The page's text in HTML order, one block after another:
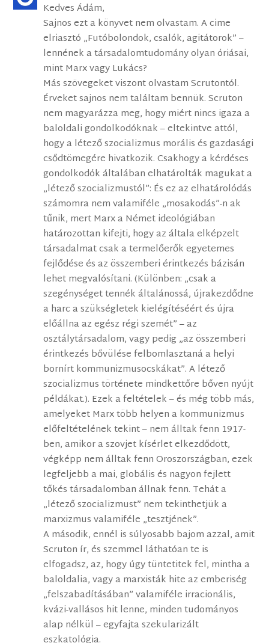
Kedves Ádám,
Sajnos ezt a könyvet nem olvastam. A cime
elriasztó „Futóbolondok, csalók, agitátorok” –
lennének a társadalomtudomány olyan óriásai,
mint Marx vagy Lukács?
Más szövegeket viszont olvastam Scrutontól.
Érveket sajnos nem találtam bennük. Scruton
nem magyarázza meg, hogy miért nincs igaza a
baloldali gondolkodóknak – eltekintve attól,
hogy a létező szocializmus morális és gazdasági
csődtömegére hivatkozik. Csakhogy a kérdéses
gondolkodók általában elhatárolták magukat a
„létező szocializmustól”: És ez az elhatárolódás
számomra nem valamiféle „mosakodás”-n ak
tűnik, mert Marx a Német ideológiában
határozottan kifejti, hogy az általa elképzelt
társadalmat csak a termelőerők egyetemes
fejlődése és az összemberi érintkezés bázisán
lehet megvalósítani. (Különben: „csak a
szegénységet tennék általánossá, újrakezdődne
a harc a szükségletek kielégítéséért és újra
előállna az egész régi szemét” – az
osztálytársadalom, vagy pedig „az összemberi
érintkezés bővülése felbomlasztaná a helyi
bornírt kommunizmusocskákat”. A létező
szocializmus története mindkettőre bőven nyújt
példákat.). Ezek a feltételek – és még több más,
amelyeket Marx több helyen a kommunizmus
előfeltételének tekint – nem álltak fenn 1917-
ben, amikor a szovjet kísérlet elkezdődött,
végképp nem álltak fenn Oroszországban, ezek
legfeljebb a mai, globális és nagyon fejlett
tőkés társadalomban állnak fenn. Tehát a
„létező szocializmust” nem tekinthetjük a
marxizmus valamiféle „tesztjének”.
A második, ennél is súlyosabb bajom azzal, amit
Scruton ír, és szemmel láthatóan te is
elfogadsz, az, hogy úgy tüntetitek fel, mintha a
baloldalia, vagy a marxisták hite az emberiség
„felszabadításában” valamiféle irracionális,
kvázi-vallásos hit lenne, minden tudományos
alap nélkül – egyfajta szekularizált